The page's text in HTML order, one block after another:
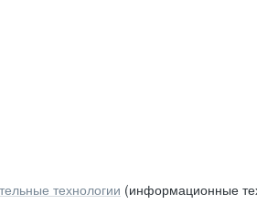
технологии (информационные